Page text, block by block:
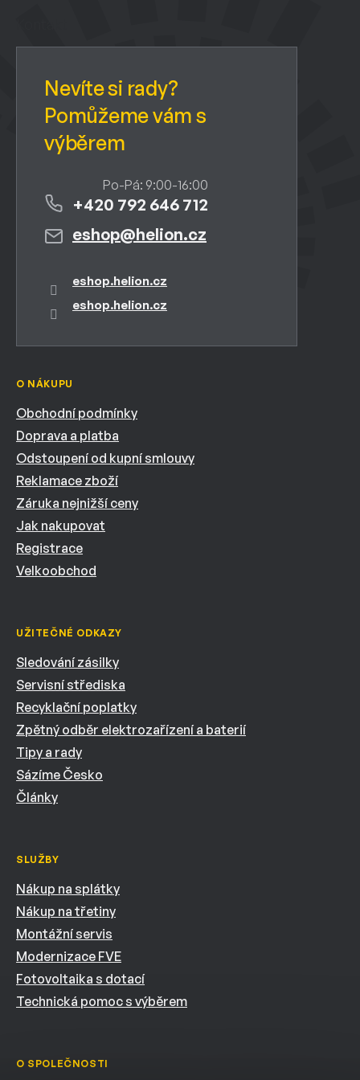
eshop@helion.cz
+420 792 646 712
eshop.helion.cz
eshop.helion.cz
O NÁKUPU
Obchodní podmínky
Doprava a platba
Odstoupení od kupní smlouvy
Reklamace zboží
Záruka nejnižší ceny
Jak nakupovat
Registrace
Velkoobchod
UŽITEČNÉ ODKAZY
Sledování zásilky
Servisní střediska
Recyklační poplatky
Zpětný odběr elektrozařízení a baterií
Tipy a rady
Sázíme Česko
Články
SLUŽBY
Nákup na splátky
Nákup na třetiny
Montážní servis
Modernizace FVE
Fotovoltaika s dotací
Technická pomoc s výběrem
O SPOLEČNOSTI